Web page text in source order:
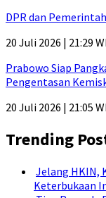
DPR dan
20 Juli 2026 | 21:29
Prabowo Siap
Pengentasan
20 Juli 2026 | 21:05
Trending
Jelang HKIN,
Keterbukaan